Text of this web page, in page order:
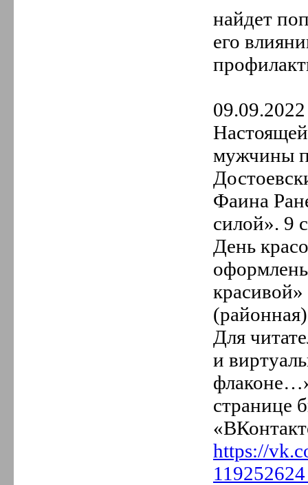
найдет
его
09.09.2022
мужчины
Фаина
силой». 9
День
Для
и
странице
https://